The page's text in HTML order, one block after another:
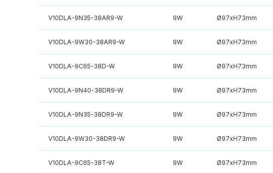
V10DLA-9N35-38AR9-W 9W Ø97xH73mm
V10DLA-9W30-38AR9-W 9W Ø97xH73mm
V10DLA-9C65-38D-W 9W Ø97xH73mm
V10DLA-9N40-38DR9-W 9W Ø97xH73mm
V10DLA-9N35-38DR9-W 9W Ø97xH73mm
V10DLA-9W30-38DR9-W 9W Ø97xH73mm
V10DLA-9C65-38T-W 9W Ø97xH73mm